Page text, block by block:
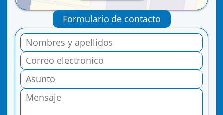
Formulario de contacto